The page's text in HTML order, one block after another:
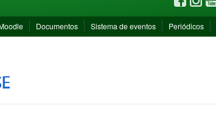
Documentos Sistema de eventos Periódicos